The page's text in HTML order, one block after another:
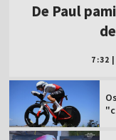
De Paul
7:32 |